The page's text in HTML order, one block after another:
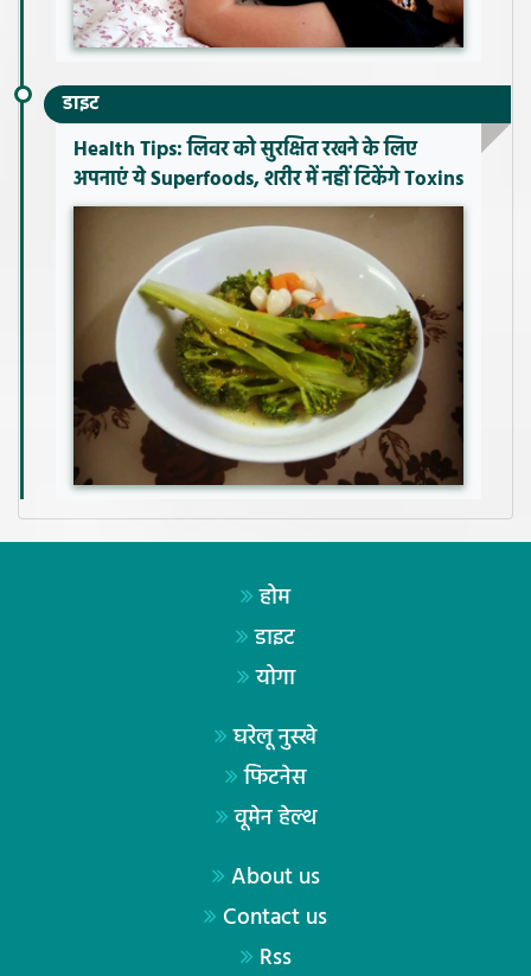
डाइट
Health Tips: लिवर को सुरक्षित रखने के लिए
अपनाएं ये Superfoods, शरीर में नहीं टिकेंगे Toxins
होम
डाइट
योगा
घरेलू नुस्खे
फिटनेस
वूमेन हेल्थ
About us
Contact us
Rss